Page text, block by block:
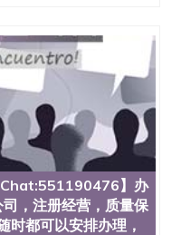
书/澳洲读本科硕
绩单假文凭学历办
】办理国
注册经营，质量保
时都可以安排办理，
，毕业时间都可以
线上办理留信认证
】办
，注册经营，质量保
时都可以安排办理，